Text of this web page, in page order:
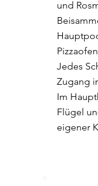
und
Jedes
Zugang
Im
Flügel
eigener